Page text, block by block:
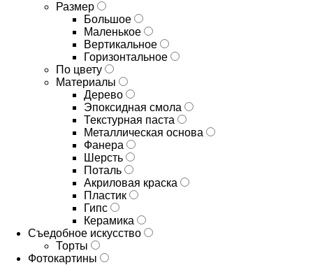
Размер
Большое
Маленькое
Вертикальное
Горизонтальное
По цвету
Материалы
Дерево
Эпоксидная смола
Текстурная паста
Металлическая основа
Фанера
Шерсть
Поталь
Акриловая краска
Пластик
Гипс
Керамика
Съедобное искусство
Торты
Фотокартины